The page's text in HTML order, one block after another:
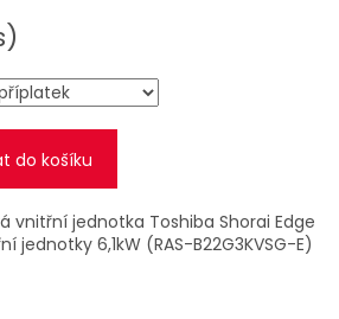
do košíku
vnitřní jednotka Toshiba Shorai Edge
6,1kW (RAS-B22G3KVSG-E)